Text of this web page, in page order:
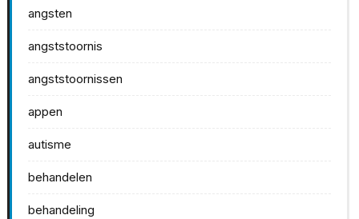
angsten
angststoornis
angststoornissen
appen
autisme
behandelen
behandeling